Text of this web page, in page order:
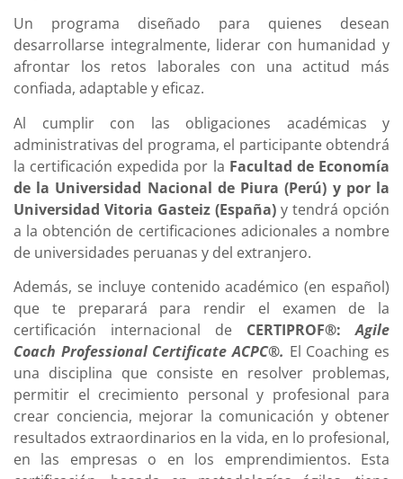
Un programa diseñado para quienes desean
desarrollarse integralmente, liderar con humanidad y
afrontar los retos laborales con una actitud más
confiada, adaptable y eficaz.
Al cumplir con las obligaciones académicas y
administrativas del programa, el participante obtendrá
la certificación expedida por la Facultad de Economía
de la Universidad Nacional de Piura (Perú) y por la
Universidad Vitoria Gasteiz (España) y tendrá opción
a la obtención de certificaciones adicionales a nombre
de universidades peruanas y del extranjero.
Además, se incluye contenido académico (en español)
que te preparará para rendir el examen de la
certificación internacional de CERTIPROF®:Agile
Coach Professional Certificate ACPC®. El Coaching es
una disciplina que consiste en resolver problemas,
permitir el crecimiento personal y profesional para
crear conciencia, mejorar la comunicación y obtener
resultados extraordinarios en la vida, en lo profesional,
en las empresas o en los emprendimientos. Esta